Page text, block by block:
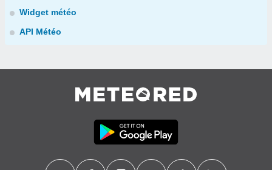
Widget météo
API Météo